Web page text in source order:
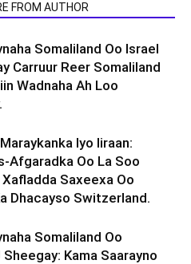
FROM AUTHOR
Somaliland Oo Israel
Carruur Reer Somaliland
Wadnaha Ah Loo
Iyo Iiraan:
Afgaradka Oo La Soo
Xafladda Saxeexa Oo
Dhacayso Switzerland.
Somaliland Oo
Kama Saarayno